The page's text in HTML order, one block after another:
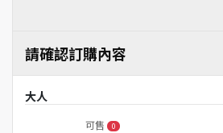
請確認訂購內容
大人
可售 0